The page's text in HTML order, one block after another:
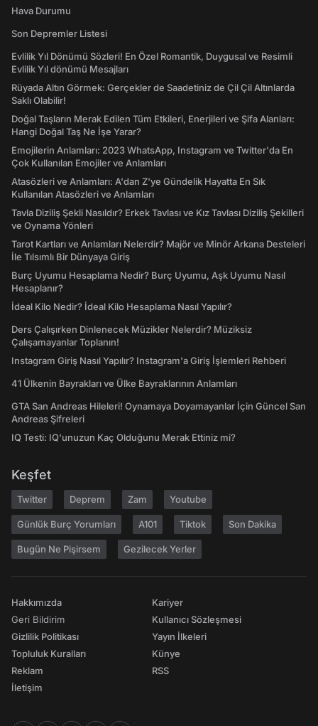
Hava Durumu
Son Depremler Listesi
Evlilik Yıl Dönümü Sözleri! En Özel Romantik, Duygusal ve Resimli
Evlilik Yıl dönümü Mesajları
Rüyada Altın Görmek: Gerçekler de Saadetiniz de Çil Çil Altınlarda
Saklı Olabilir!
Doğal Taşların Merak Edilen Tüm Etkileri, Enerjileri ve Şifa Alanları:
Hangi Doğal Taş Ne İşe Yarar?
Emojilerin Anlamları: 2023 WhatsApp, Instagram ve Twitter'da En
Çok Kullanılan Emojiler ve Anlamları
Atasözleri ve Anlamları: A'dan Z'ye Gündelik Hayatta En Sık
Kullanılan Atasözleri ve Anlamları
Tavla Diziliş Şekli Nasıldır? Erkek Tavlası ve Kız Tavlası Diziliş Şekilleri
ve Oynama Yönleri
Tarot Kartları ve Anlamları Nelerdir? Majör ve Minör Arkana Desteleri
İle Tılsımlı Bir Dünyaya Giriş
Burç Uyumu Hesaplama Nedir? Burç Uyumu, Aşk Uyumu Nasıl
Hesaplanır?
İdeal Kilo Nedir? İdeal Kilo Hesaplama Nasıl Yapılır?
Ders Çalışırken Dinlenecek Müzikler Nelerdir? Müziksiz
Çalışamayanlar Toplanın!
Instagram Giriş Nasıl Yapılır? Instagram'a Giriş İşlemleri Rehberi
41 Ülkenin Bayrakları ve Ülke Bayraklarının Anlamları
GTA San Andreas Hileleri! Oynamaya Doyamayanlar İçin Güncel San
Andreas Şifreleri
IQ Testi: IQ'unuzun Kaç Olduğunu Merak Ettiniz mi?
Keşfet
Twitter Deprem Zam Youtube
Günlük Burç Yorumları A101 Tiktok Son Dakika
Bugün Ne Pişirsem Gezilecek Yerler
Hakkımızda
Geri Bildirim
Gizlilik Politikası
Topluluk Kuralları
Reklam
İletişim
Kariyer
Kullanıcı Sözleşmesi
Yayın İlkeleri
Künye
RSS